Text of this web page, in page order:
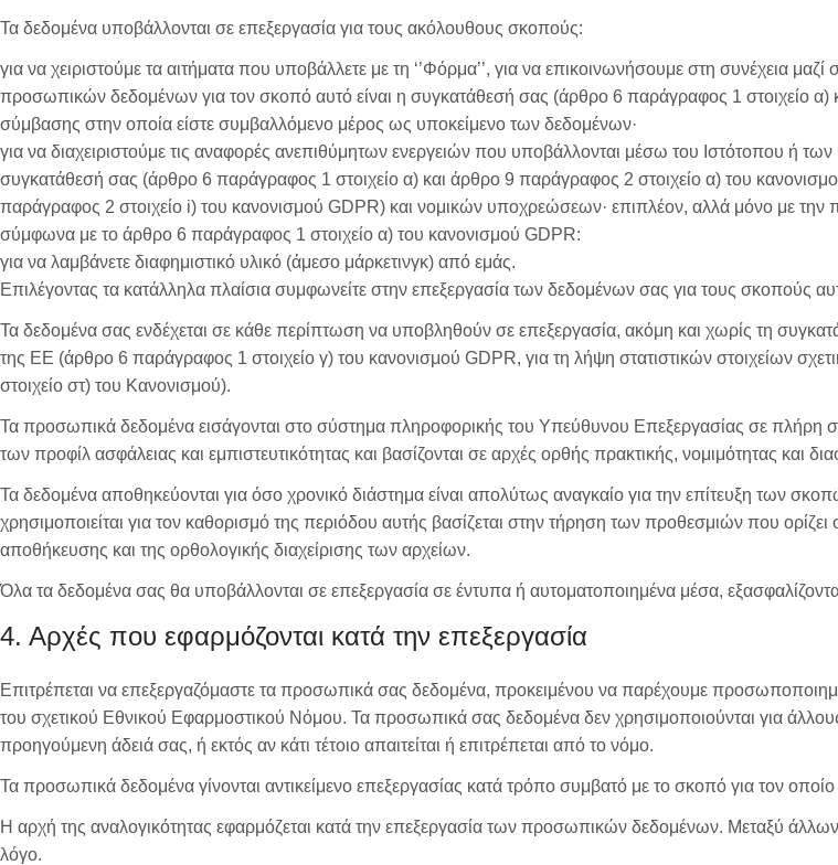
Τα δεδομένα υποβάλλονται σε επεξεργασία για τους ακόλουθους σκοπούς:
για να χειριστούμε τα αιτήματα που υποβάλλετε με τη ‘’Φόρμα’’, για να επικοινωνήσουμε στη συνέχεια
προσωπικών δεδομένων για τον σκοπό αυτό είναι η συγκατάθεσή σας (άρθρο 6 παράγραφος 1 στοιχείο α)
σύμβασης στην οποία είστε συμβαλλόμενο μέρος ως υποκείμενο των δεδομένων·
για να διαχειριστούμε τις αναφορές ανεπιθύμητων ενεργειών που υποβάλλονται μέσω του Ιστότοπου ή
συγκατάθεσή σας (άρθρο 6 παράγραφος 1 στοιχείο α) και άρθρο 9 παράγραφος 2 στοιχείο α) του
παράγραφος 2 στοιχείο i) του κανονισμού GDPR) και νομικών υποχρεώσεων· επιπλέον, αλλά μόνο με την
σύμφωνα με το άρθρο 6 παράγραφος 1 στοιχείο α) του κανονισμού GDPR:
για να λαμβάνετε διαφημιστικό υλικό (άμεσο μάρκετινγκ) από εμάς.
Επιλέγοντας τα κατάλληλα πλαίσια συμφωνείτε στην επεξεργασία των δεδομένων σας για τους σκοπούς
Τα δεδομένα σας ενδέχεται σε κάθε περίπτωση να υποβληθούν σε επεξεργασία, ακόμη και χωρίς τη
της ΕΕ (άρθρο 6 παράγραφος 1 στοιχείο γ) του κανονισμού GDPR, για τη λήψη στατιστικών στοιχείων
στοιχείο στ) του Κανονισμού).
Τα προσωπικά δεδομένα εισάγονται στο σύστημα πληροφορικής του Υπεύθυνου Επεξεργασίας σε
των προφίλ ασφάλειας και εμπιστευτικότητας και βασίζονται σε αρχές ορθής πρακτικής, νομιμότητας και
Τα δεδομένα αποθηκεύονται για όσο χρονικό διάστημα είναι απολύτως αναγκαίο για την επίτευξη των
χρησιμοποιείται για τον καθορισμό της περιόδου αυτής βασίζεται στην τήρηση των προθεσμιών που
αποθήκευσης και της ορθολογικής διαχείρισης των αρχείων.
Όλα τα δεδομένα σας θα υποβάλλονται σε επεξεργασία σε έντυπα ή αυτοματοποιημένα μέσα,
4. Αρχές που εφαρμόζονται κατά την επεξεργασία
Επιτρέπεται να επεξεργαζόμαστε τα προσωπικά σας δεδομένα, προκειμένου να παρέχουμε
του σχετικού Εθνικού Εφαρμοστικού Νόμου. Τα προσωπικά σας δεδομένα δεν χρησιμοποιούνται για
προηγούμενη άδειά σας, ή εκτός αν κάτι τέτοιο απαιτείται ή επιτρέπεται από το νόμο.
Τα προσωπικά δεδομένα γίνονται αντικείμενο επεξεργασίας κατά τρόπο συμβατό με το σκοπό για τον οποίο
Η αρχή της αναλογικότητας εφαρμόζεται κατά την επεξεργασία των προσωπικών δεδομένων. Μεταξύ
λόγο.